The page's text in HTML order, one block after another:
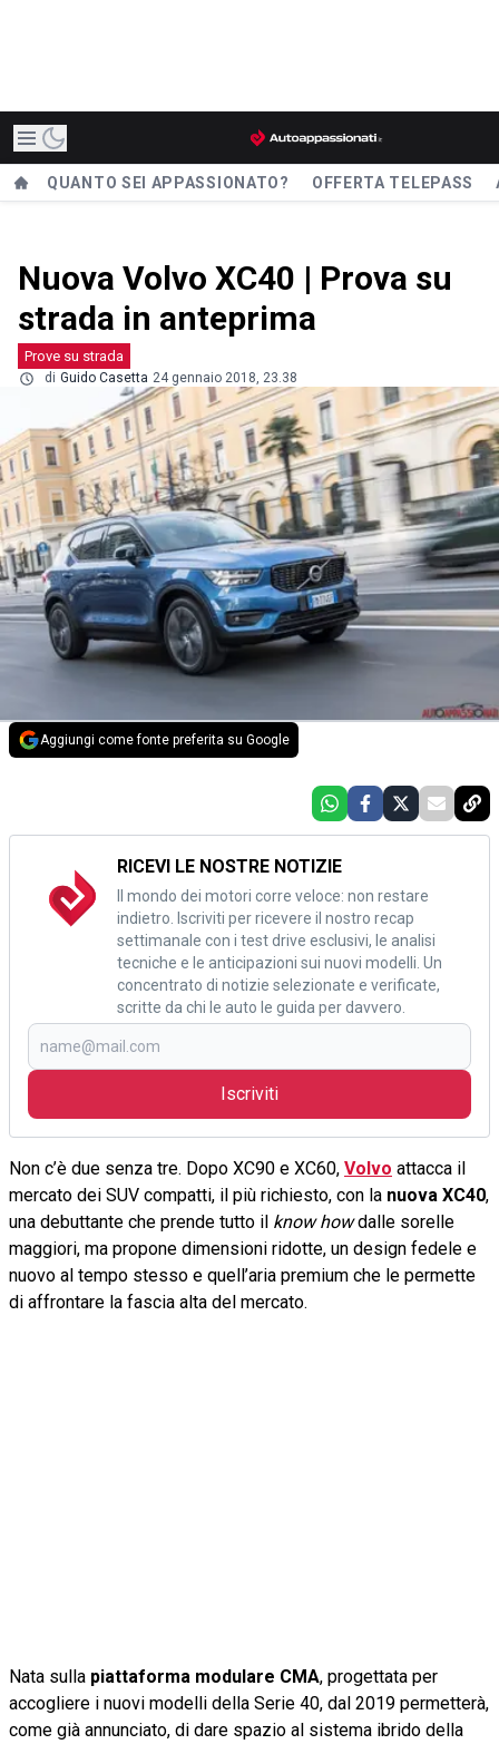
QUANTO SEI APPASSIONATO? OFFERTA TELEPASS
Nuova Volvo XC40 | Prova su
strada in anteprima
Prove su strada
di Guido Casetta 24 gennaio 2018, 23.38
Aggiungi come fonte preferita su Google
RICEVI LE NOSTRE NOTIZIE
Il mondo dei motori corre veloce: non restare
indietro. Iscriviti per ricevere il nostro recap
settimanale con i test drive esclusivi, le analisi
tecniche e le anticipazioni sui nuovi modelli. Un
concentrato di notizie selezionate e verificate,
scritte da chi le auto le guida per davvero.
Iscriviti
Non c’è due senza tre. Dopo XC90 e XC60, Volvo attacca il
mercato dei SUV compatti, il più richiesto, con la nuova XC40,
una debuttante che prende tutto il know howdalle sorelle
maggiori, ma propone dimensioni ridotte, un design fedele e
nuovo al tempo stesso e quell’aria premium che le permette
di affrontare la fascia alta del mercato.
Nata sulla piattaforma modulare CMA, progettata per
accogliere i nuovi modelli della Serie 40, dal 2019 permetterà,
come già annunciato, di dare spazio al sistema ibrido della